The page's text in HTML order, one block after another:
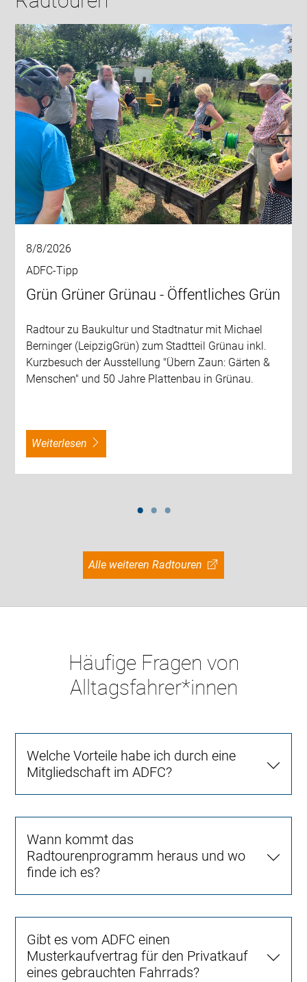
8/8/2026
ADFC-Tipp
Grün Grüner Grünau - Öffentliches Grün
Radtour zu Baukultur und Stadtnatur mit Michael
Berninger (LeipzigGrün) zum Stadtteil Grünau inkl.
Kurzbesuch der Ausstellung "Übern Zaun: Gärten &
Menschen" und 50 Jahre Plattenbau in Grünau.
weiterlesen
Alle weiteren Radtouren
Häufige Fragen von
Alltagsfahrer*innen
Welche Vorteile habe ich durch eine
Mitgliedschaft im ADFC?
Wann kommt das
Radtourenprogramm heraus und wo
finde ich es?
Gibt es vom ADFC einen
Musterkaufvertrag für den Privatkauf
eines gebrauchten Fahrrads?